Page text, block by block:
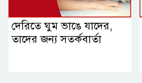
দেরিতে ঘুম ভাঙে যাদের,
তাদের জন্য সতর্কবার্তা